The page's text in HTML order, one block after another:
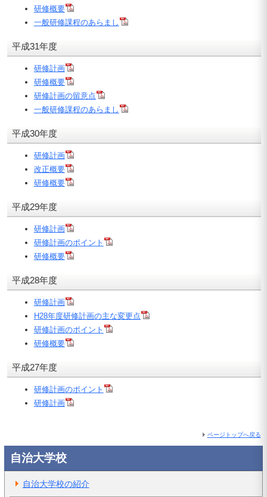
研修概要
一般研修課程のあらまし
平成31年度
研修計画
研修概要
研修計画の留意点
一般研修課程のあらまし
平成30年度
研修計画
改正概要
研修概要
平成29年度
研修計画
研修計画のポイント
研修概要
平成28年度
研修計画
H28年度研修計画の主な変更点
研修計画のポイント
研修概要
平成27年度
研修計画のポイント
研修計画
ページトップへ戻る
自治大学校
自治大学校の紹介